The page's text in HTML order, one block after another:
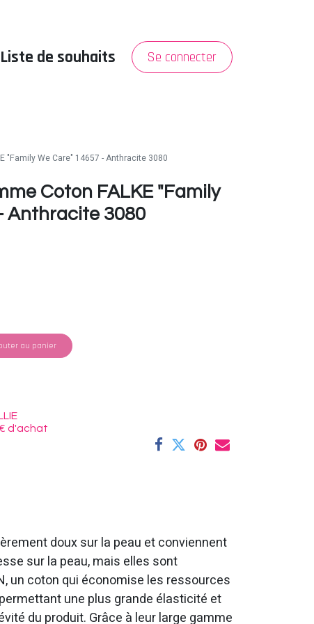
Liste de souhaits Se connecter
"Family We Care" 14657 - Anthracite 3080
Coton FALKE "Family
Anthracite 3080
au panier
d'achat
doux sur la peau et conviennent
sur la peau, mais elles sont
un coton qui économise les ressources
une plus grande élasticité et
du produit. Grâce à leur large gamme